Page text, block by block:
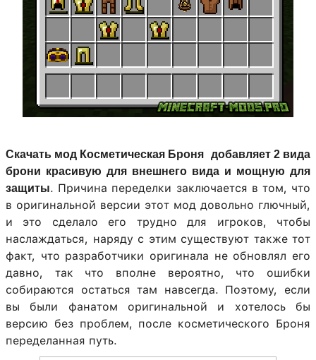
Скачать мод Косметическая Броня добавляет 2 вида
брони красивую для внешнего вида и мощную для
защиты. Причина переделки заключается в том, что
в оригинальной версии этот мод довольно глючный,
и это сделало его трудно для игроков, чтобы
наслаждаться, наряду с этим существуют также тот
факт, что разработчики оригинала не обновлял его
давно, так что вполне вероятно, что ошибки
собираются остаться там навсегда. Поэтому, если
вы были фанатом оригинальной и хотелось бы
версию без проблем, после косметического Броня
переделанная путь.